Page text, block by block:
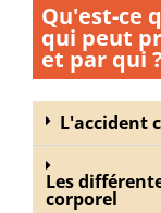
Qu'est-ce
qui peut
et par qui ?
L'accident
Les
corporel